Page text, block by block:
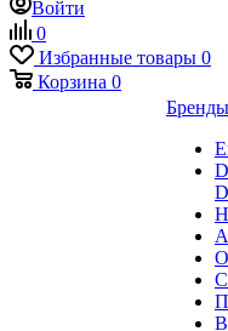
Войти
0
Избранные товары 0
Корзина 0
Бренды